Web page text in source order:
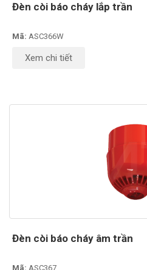
Đèn còi báo cháy lắp trần
Mã: ASC366W
Xem chi tiết
Đèn còi báo cháy âm trần
Mã: ASC367